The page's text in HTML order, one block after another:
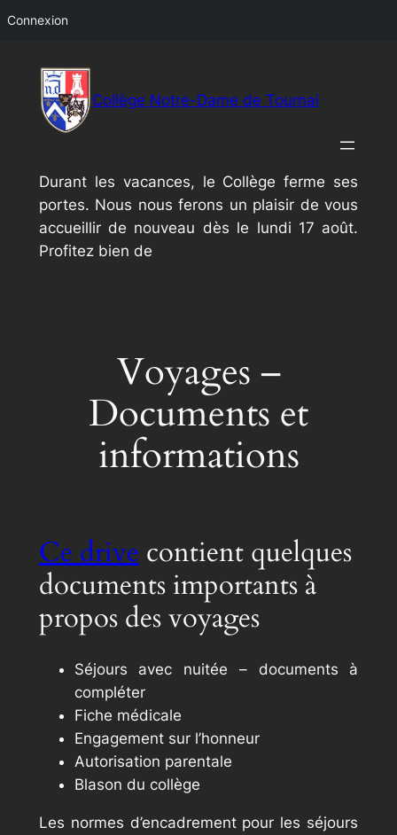
Connexion
contenu
Collège Notre-Dame de Tournai
Durant les vacances, le Collège ferme ses
portes. Nous nous ferons un plaisir de vous
accueillir de nouveau dès le lundi 17 août.
Profitez bien de
Voyages –
Documents et
informations
Ce drive contient quelques
documents importants à
propos des voyages
Séjours avec nuitée – documents à
compléter
Fiche médicale
Engagement sur l’honneur
Autorisation parentale
Blason du collège
Les normes d’encadrement pour les séjours